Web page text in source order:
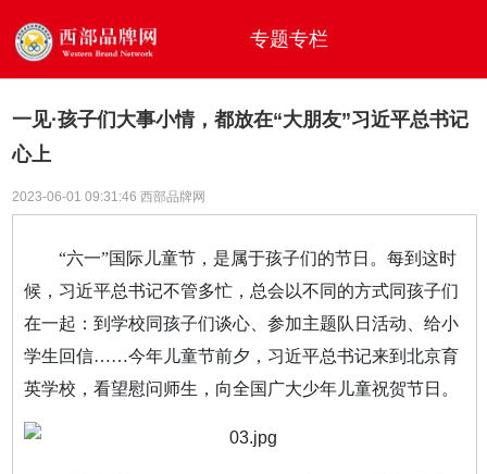
专题专栏
一见·孩子们大事小情，都放在“大朋友”习近平总书记
心上
2023-06-01 09:31:46 西部品牌网
“六一”国际儿童节，是属于孩子们的节日。每到这时
候，习近平总书记不管多忙，总会以不同的方式同孩子们
在一起：到学校同孩子们谈心、参加主题队日活动、给小
学生回信……今年儿童节前夕，习近平总书记来到北京育
英学校，看望慰问师生，向全国广大少年儿童祝贺节日。